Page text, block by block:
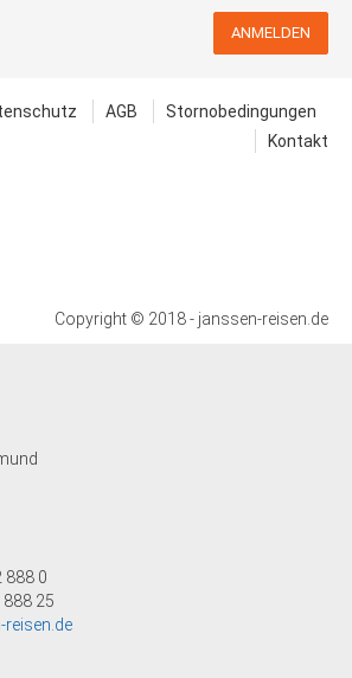
ANMELDEN
AGB
Stornobedingungen
Kontakt
Copyright © 2018 - janssen-reisen.de
888 0
25